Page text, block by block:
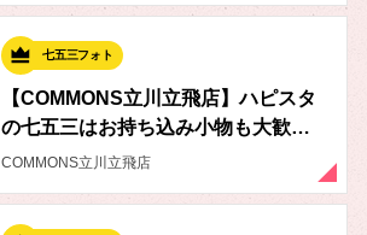
七五三フォト
【COMMONS立川立飛店】ハピスタ
の七五三はお持ち込み小物も大歓
迎！🙌😆
COMMONS立川立飛店